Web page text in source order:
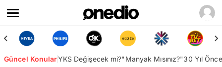
Güncel KonularYKS Değişecek mi?"Manyak Mısınız?"30 Yıl